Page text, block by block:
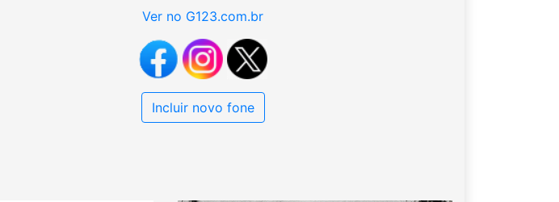
Ver no G123.com.br
Incluir novo fone